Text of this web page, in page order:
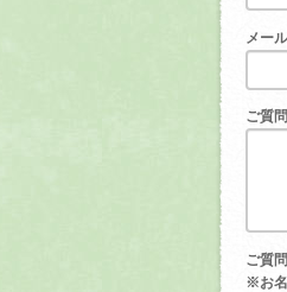
メー
ご質問
ご質
※お名